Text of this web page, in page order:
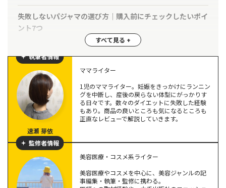
失敗しないパジャマの選び方｜購入前にチェックしたいポイ
ント7つ
締め付けない＋寝返りを邪魔しない設計か
蒸れないか｜吸湿・通気・速乾のバランス
季節別に適した素材か｜室温との合わせ方も重要
肌が弱い人・チクチクが苦手な人の素材選び
サイズ選びで失敗しない考え方
洗いやすさ・耐久性｜毎日使う前提で考える
色は睡眠に影響する？結論は「好み優先でOK」
【レビュー付き】睡眠環境をサポートするパジャマおすすめ
6選
BAKUNE Dry Men's（バクネ ドライ メンズ）
シックスパッド リカバリーウェア
執筆者情報
速瀬 芽依
ママライター
1児のママライター。妊娠をきっかけにランニン
グを中断し、産後の戻らない体型にがっかりす
る日々です。数々のダイエットに失敗した経験
もあり。商品の良いところも気になるところも
正直なレビューで解説していきます。
監修者情報
美容医療・コスメ系ライター
美容医療やコスメを中心に、美容ジャンルの記
事編集・執筆・監修に携わる。